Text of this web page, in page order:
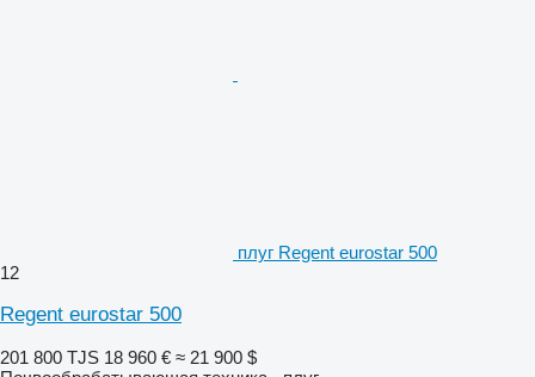
плуг Regent eurostar 500
12
Regent eurostar 500
201 800 TJS 18 960 € ≈ 21 900 $